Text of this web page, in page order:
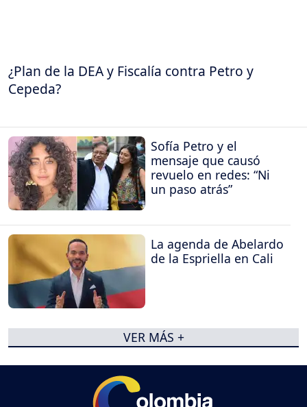
¿Plan de la DEA y Fiscalía contra Petro y
Cepeda?
Sofía Petro y el
mensaje que causó
revuelo en redes: “Ni
un paso atrás”
La agenda de Abelardo
de la Espriella en Cali
VER MÁS +